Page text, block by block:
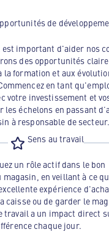
de
est important d'aider nos
des opportunités
la formation et aux
en tant
votre investissement et
les échelons en passant
à responsable de secteur.
Sens au travail
un rôle actif dans le bon
en veillant à ce
expérience
caisse ou de garder le
travail a un impact direct
chaque jour.